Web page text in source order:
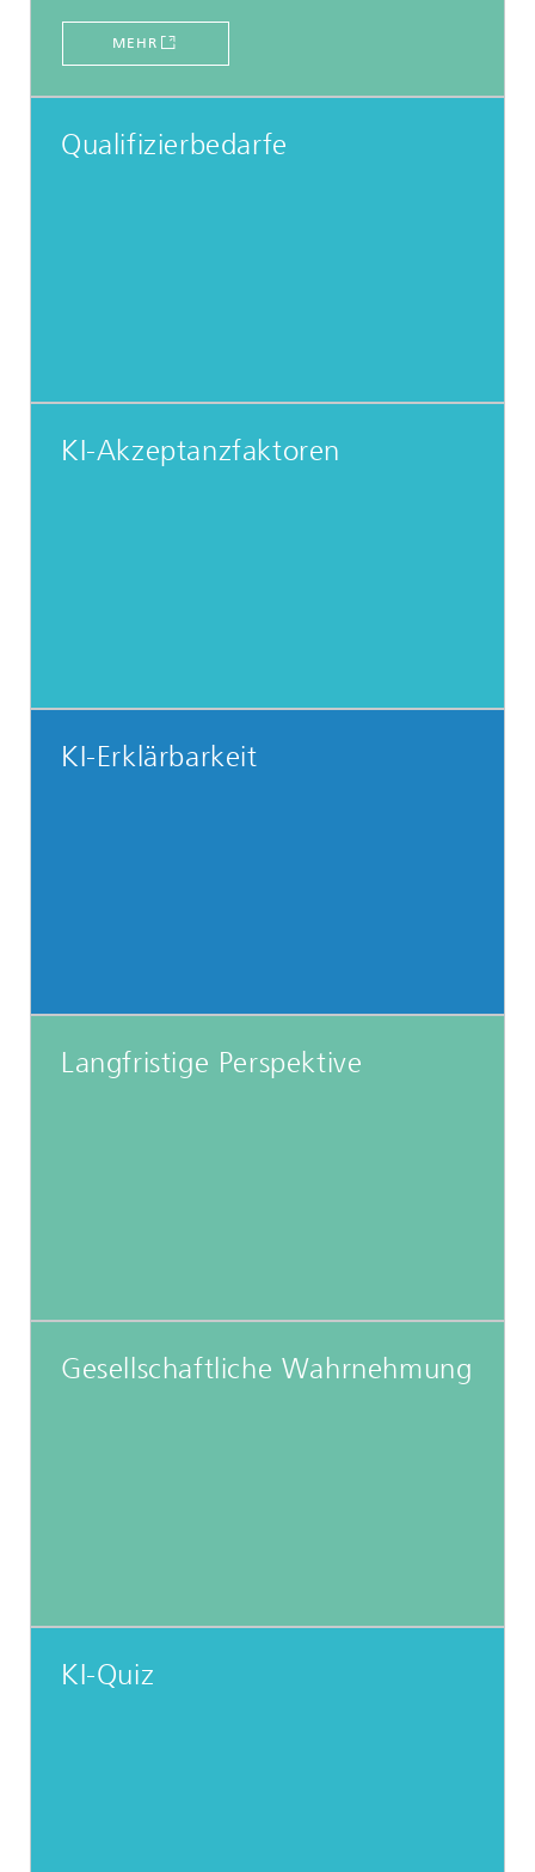
MEHR
Qualifizierbedarfe
KI-Akzeptanzfaktoren
KI-Erklärbarkeit
Langfristige Perspektive
Gesellschaftliche Wahrnehmung
KI-Quiz